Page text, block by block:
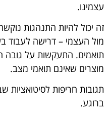
עצמינו.
זה יכול להיות התנהגות
מול העצמי – דרישה לעבוד
תואמים. התעקשות על גובה
מוצרים שאינם תואמי מצב.
תגובות חריפות לסיטואציות
ברוגע.